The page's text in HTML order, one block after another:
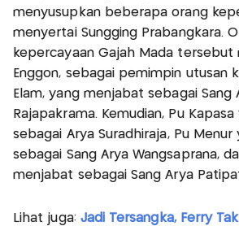
menyusupkan beberapa orang
menyertai Sungging Prabangkara.
kepercayaan Gajah Mada tersebut
Enggon, sebagai pemimpin utusan
Elam, yang menjabat sebagai Sang
Rajapakrama. Kemudian, Pu
sebagai Arya Suradhiraja, Pu
sebagai Sang Arya Wangsaprana,
menjabat sebagai Sang Arya
Lihat juga: Jadi Tersangka, Ferry